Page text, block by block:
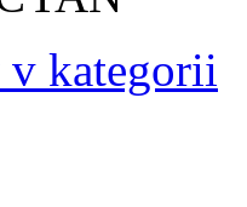
kategorii